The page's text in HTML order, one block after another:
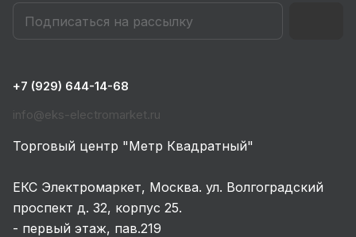
+7 (929) 644-14-68
info@eks-electromarket.ru
Торговый центр "Метр Квадратный"
ЕКС Электромаркет, Москва. ул. Волгоградский
проспект д. 32, корпус 25.
- первый этаж, пав.219